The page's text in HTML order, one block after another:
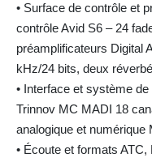
• Surface de contrôle et
contrôle Avid S6 – 24
préamplificateurs Digital
kHz/24 bits, deux
• Interface et système
Trinnov MC MADI 18
analogique et numérique
• Écoute et formats